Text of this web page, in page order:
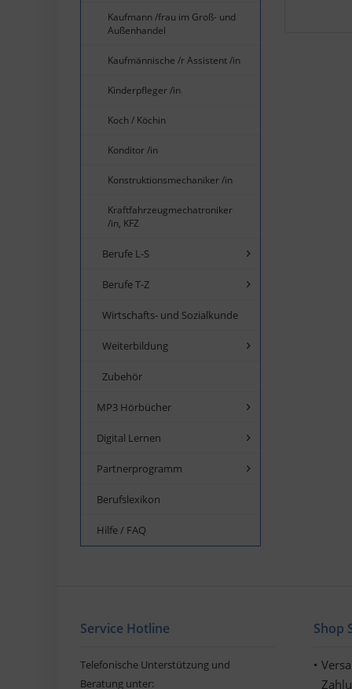
Kaufmann /frau im Groß- und
Außenhandel
Kaufmännische /r Assistent /in
Kinderpfleger /in
Koch / Köchin
Konditor /in
Konstruktionsmechaniker /in
Kraftfahrzeugmechatroniker
/in, KFZ
Berufe L-S
Berufe T-Z
Wirtschafts- und Sozialkunde
Weiterbildung
Zubehör
MP3 Hörbücher
Digital Lernen
Partnerprogramm
Berufslexikon
Hilfe / FAQ
Service Hotline
Telefonische Unterstützung und
Beratung unter:
Shop